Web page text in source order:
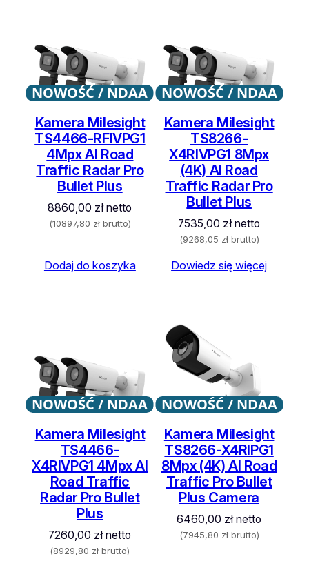
NOWOŚĆ / NDAA
Kamera Milesight
TS4466-RFIVPG1
4Mpx AI Road
Traffic Radar Pro
Bullet Plus
8860,00 złnetto
(10897,80 złbrutto)
Dodaj do koszyka
NOWOŚĆ / NDAA
Kamera Milesight
TS8266-
X4RIVPG1 8Mpx
(4K) AI Road
Traffic Radar Pro
Bullet Plus
7535,00 złnetto
(9268,05 złbrutto)
Dowiedz się więcej
NOWOŚĆ / NDAA
Kamera Milesight
TS4466-
X4RIVPG1 4Mpx AI
Road Traffic
Radar Pro Bullet
Plus
7260,00 złnetto
(8929,80 zł brutto)
NOWOŚĆ / NDAA
Kamera Milesight
TS8266-X4RIPG1
8Mpx (4K) AI Road
Traffic Pro Bullet
Plus Camera
6460,00 złnetto
(7945,80 złbrutto)